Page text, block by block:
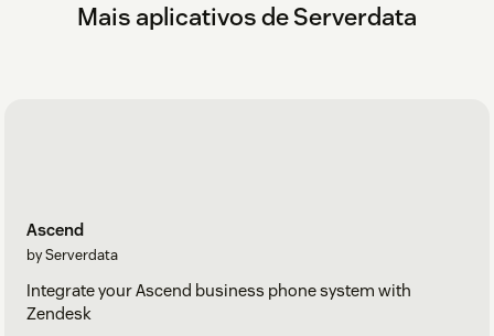
Mais aplicativos de Serverdata
Ascend
by Serverdata
Integrate your Ascend business phone system with
Zendesk